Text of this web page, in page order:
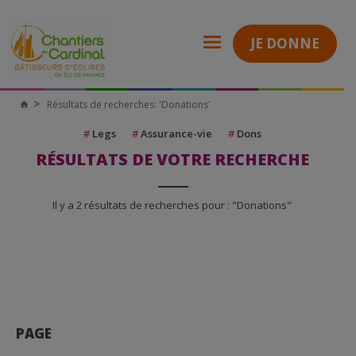
JE DONNE
Chantiers
Résultats de recherches: 'Donations'
#Legs #Assurance-vie #Dons
RÉSULTATS DE VOTRE RECHERCHE
Il y a 2 résultats de recherches pour : "Donations"
PAGE